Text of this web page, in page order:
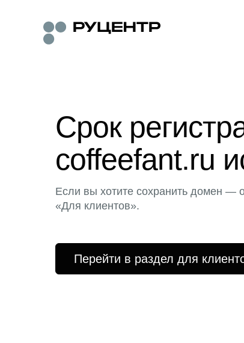
Срок
coffeefant.ru
Если вы хотите сохранить домен —
«Для клиентов».
Перейти в раздел для